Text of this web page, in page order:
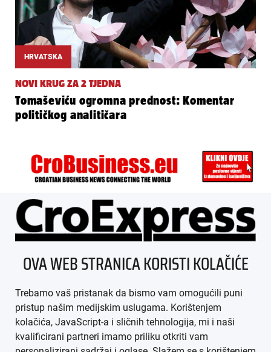
HRVATSKA
NOVI KRUG ZA 2 TJEDNA
Tomaševiću ogromna prednost: Komentar
političkog analitičara
ÜBER UNS
IMPRESSUM
AGB
DATENSCHUTZ
OVA WEB STRANICA KORISTI KOLAČIĆE
Trebamo vaš pristanak da bismo vam omogućili puni
pristup našim medijskim uslugama. Korištenjem
kolačića, JavaScript-a i sličnih tehnologija, mi i naši
kvalificirani partneri imamo priliku otkriti vam